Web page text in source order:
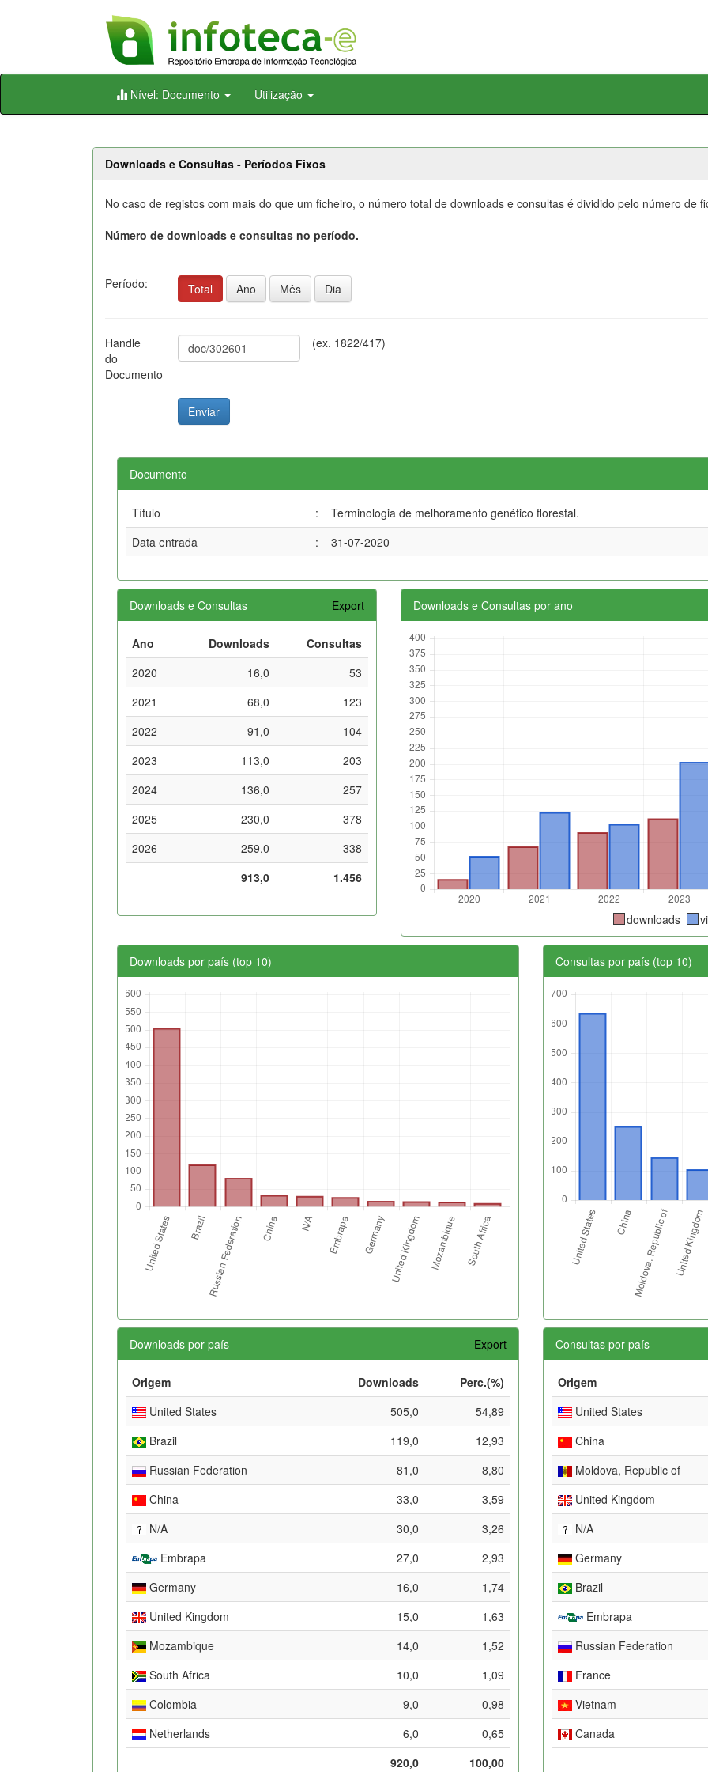
Skip
Nível: Documento Utilização
Downloads e Consultas - Períodos Fixos
No caso de registos com mais do que um ficheiro, o número total de downloads e consultas é dividido pelo número de
Número de downloads e consultas no período.
Período: Total Ano Mês Dia
Handle
do
Documento
(ex. 1822/417)
Documento
Título :
Terminologia de melhoramento genético florestal.
Data entrada
: 31-07-2020
Downloads e Consultas Export
Ano Downloads
Consultas
2020
16,0
53
2021
68,0
123
2022
91,0
104
2023
113,0
203
2024
136,0
257
2025
230,0
378
2026
259,0
338
913,0
1.456
Downloads e Consultas por ano
downloads
Downloads por país (top 10) Consultas por país (top 10)
Downloads por país Export
Origem Downloads
Perc.(%)
United States
505,0
54,89
Brazil
119,0
12,93
Russian Federation
81,0
8,80
China
33,0
3,59
N/A
30,0
3,26
Embrapa
27,0
2,93
Germany
16,0
1,74
United Kingdom
15,0
1,63
Mozambique
14,0
1,52
South Africa
10,0
1,09
Colombia
9,0
0,98
Netherlands
6,0
0,65
920,0
100,00
Consultas por país
Origem
United States
China
Moldova, Republic of
United Kingdom
N/A
Germany
Brazil
Embrapa
Russian Federation
France
Vietnam
Canada